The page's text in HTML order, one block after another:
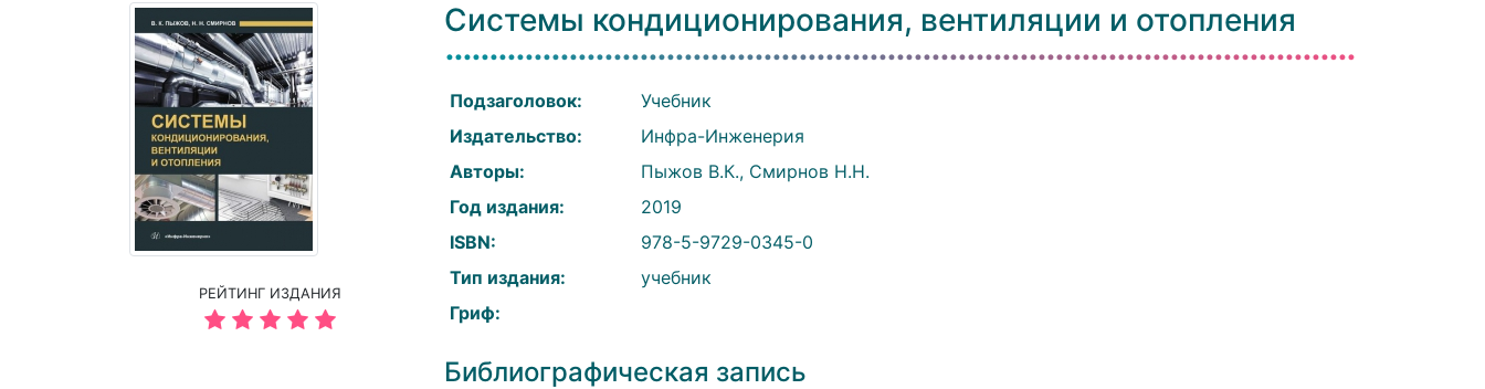
РЕЙТИНГ ИЗДАНИЯ
Системы кондиционирования, вентиляции и отопления
Подзаголовок:
Учебник
Издательство:
Инфра-Инженерия
Авторы:
Пыжов В.К., Смирнов Н.Н.
Год издания:
2019
ISBN:
978-5-9729-0345-0
Тип издания:
учебник
Гриф:
Библиографическая запись